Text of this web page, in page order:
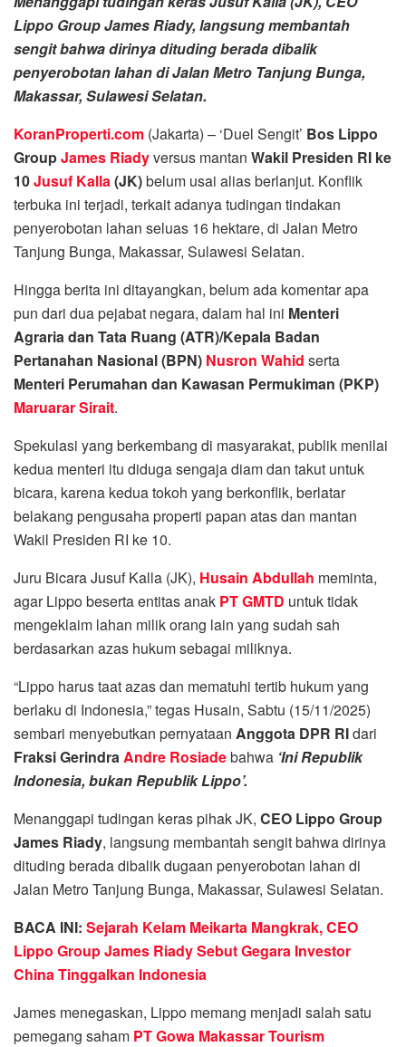
Lippo Group James Riady, langsung membantah
sengit bahwa dirinya dituding berada dibalik
penyerobotan lahan di Jalan Metro Tanjung Bunga,
Makassar, Sulawesi Selatan.
KoranProperti.com (Jakarta) – ‘Duel Sengit’ Bos Lippo
GroupJames Riadyversus mantan Wakil Presiden RI ke
10Jusuf Kalla(JK)belum usai alias berlanjut. Konflik
terbuka ini terjadi, terkait adanya tudingan tindakan
penyerobotan lahan seluas 16 hektare, di Jalan Metro
Tanjung Bunga, Makassar, Sulawesi Selatan.
Hingga berita ini ditayangkan, belum ada komentar apa
pun dari dua pejabat negara, dalam hal ini Menteri
Agraria dan Tata Ruang (ATR)/Kepala Badan
Pertanahan Nasional (BPN) Nusron Wahid serta
Menteri Perumahan dan Kawasan Permukiman (PKP)
Maruarar Sirait.
Spekulasi yang berkembang di masyarakat, publik menilai
kedua menteri itu diduga sengaja diam dan takut untuk
bicara, karena kedua tokoh yang berkonflik, berlatar
belakang pengusaha properti papan atas dan mantan
Wakil Presiden RI ke 10.
Juru Bicara Jusuf Kalla (JK), Husain Abdullah meminta,
agar Lippo beserta entitas anak PT GMTD untuk tidak
mengeklaim lahan milik orang lain yang sudah sah
berdasarkan azas hukum sebagai miliknya.
“Lippo harus taat azas dan mematuhi tertib hukum yang
berlaku di Indonesia,” tegas Husain, Sabtu (15/11/2025)
sembari menyebutkan pernyataan Anggota DPR RIdari
Fraksi GerindraAndre Rosiadebahwa ‘Ini Republik
Indonesia, bukan Republik Lippo’.
Menanggapi tudingan keras pihak JK, CEO Lippo Group
James Riady, langsung membantah sengit bahwa dirinya
dituding berada dibalik dugaan penyerobotan lahan di
Jalan Metro Tanjung Bunga, Makassar, Sulawesi Selatan.
BACA INI: Sejarah Kelam Meikarta Mangkrak, CEO
Lippo Group James Riady Sebut Gegara Investor
China Tinggalkan Indonesia
James menegaskan, Lippo memang menjadi salah satu
pemegang saham PT Gowa Makassar Tourism